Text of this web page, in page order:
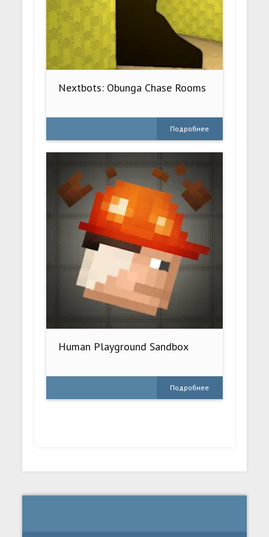
Nextbots: Obunga Chase Rooms
Подробнее
Human Playground Sandbox
Подробнее